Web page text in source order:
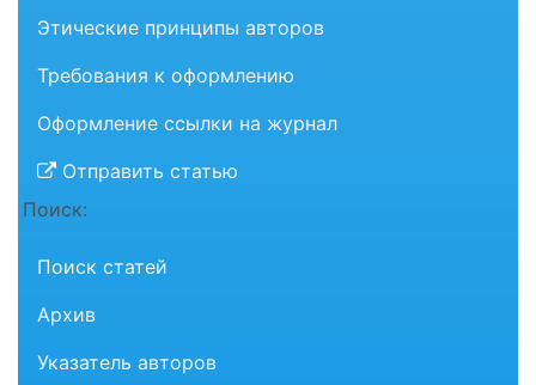
Этические принципы авторов
Требования к оформлению
Оформление ссылки на журнал
Отправить статью
Поиск:
Поиск статей
Архив
Указатель авторов